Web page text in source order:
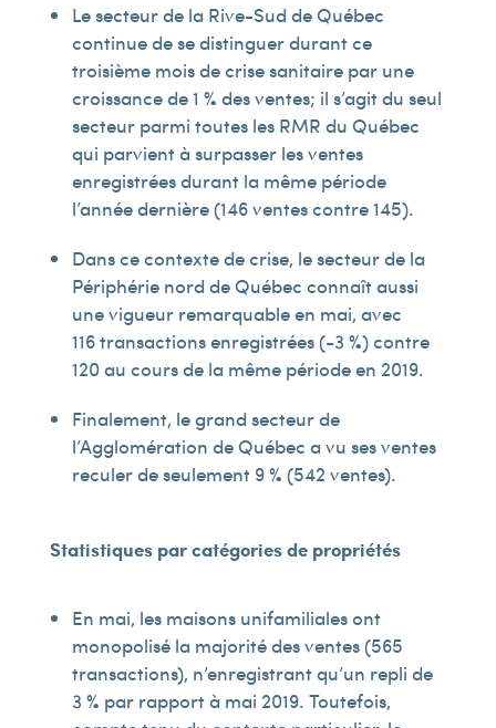
Le secteur de la Rive-Sud de Québec
continue de se distinguer durant ce
troisième mois de crise sanitaire par une
croissance de 1 % des ventes; il s’agit du seul
secteur parmi toutes les RMR du Québec
qui parvient à surpasser les ventes
enregistrées durant la même période
l’année dernière (146 ventes contre 145).
Dans ce contexte de crise, le secteur de la
Périphérie nord de Québec connaît aussi
une vigueur remarquable en mai, avec
116 transactions enregistrées (-3 %) contre
120 au cours de la même période en 2019.
Finalement, le grand secteur de
l’Agglomération de Québec a vu ses ventes
reculer de seulement 9 % (542 ventes).
Statistiques par catégories de propriétés
En mai, les maisons unifamiliales ont
monopolisé la majorité des ventes (565
transactions), n’enregistrant qu’un repli de
3 % par rapport à mai 2019. Toutefois,